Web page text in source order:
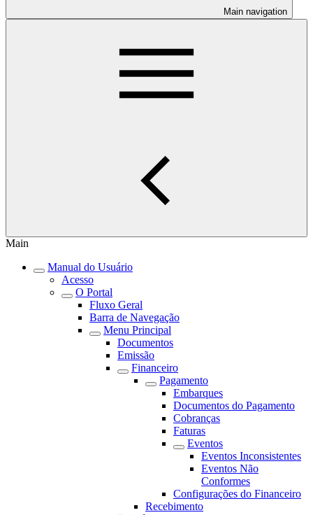
Main navigation
Main
Manual do Usuário
Acesso
O Portal
Fluxo Geral
Barra de Navegação
Menu Principal
Documentos
Emissão
Financeiro
Pagamento
Embarques
Documentos do Pagamento
Cobranças
Faturas
Eventos
Eventos Inconsistentes
Eventos Não
Conformes
Configurações do Financeiro
Recebimento